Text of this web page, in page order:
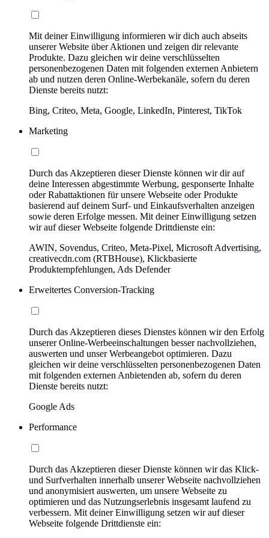
Mit deiner Einwilligung informieren wir dich auch abseits
unserer Website über Aktionen und zeigen dir relevante
Produkte. Dazu gleichen wir deine verschlüsselten
personenbezogenen Daten mit folgenden externen Anbietern
ab und nutzen deren Online-Werbekanäle, sofern du deren
Dienste bereits nutzt:
Bing, Criteo, Meta, Google, LinkedIn, Pinterest, TikTok
Marketing
Durch das Akzeptieren dieser Dienste können wir dir auf
deine Interessen abgestimmte Werbung, gesponserte Inhalte
oder Rabattaktionen für unsere Webseite oder Produkte
basierend auf deinem Surf- und Einkaufsverhalten anzeigen
sowie deren Erfolge messen. Mit deiner Einwilligung setzen
wir auf dieser Webseite folgende Drittdienste ein:
AWIN, Sovendus, Criteo, Meta-Pixel, Microsoft Advertising,
creativecdn.com (RTBHouse), Klickbasierte
Produktempfehlungen, Ads Defender
Erweitertes Conversion-Tracking
Durch das Akzeptieren dieses Dienstes können wir den Erfolg
unserer Online-Werbeeinschaltungen besser nachvollziehen,
auswerten und unser Werbeangebot optimieren. Dazu
gleichen wir deine verschlüsselten personenbezogenen Daten
mit folgenden externen Anbietenden ab, sofern du deren
Dienste bereits nutzt:
Google Ads
Performance
Durch das Akzeptieren dieser Dienste können wir das Klick-
und Surfverhalten innerhalb unserer Webseite nachvollziehen
und anonymisiert auswerten, um unsere Webseite zu
optimieren und das Nutzungserlebnis insgesamt laufend zu
verbessern. Mit deiner Einwilligung setzen wir auf dieser
Webseite folgende Drittdienste ein: